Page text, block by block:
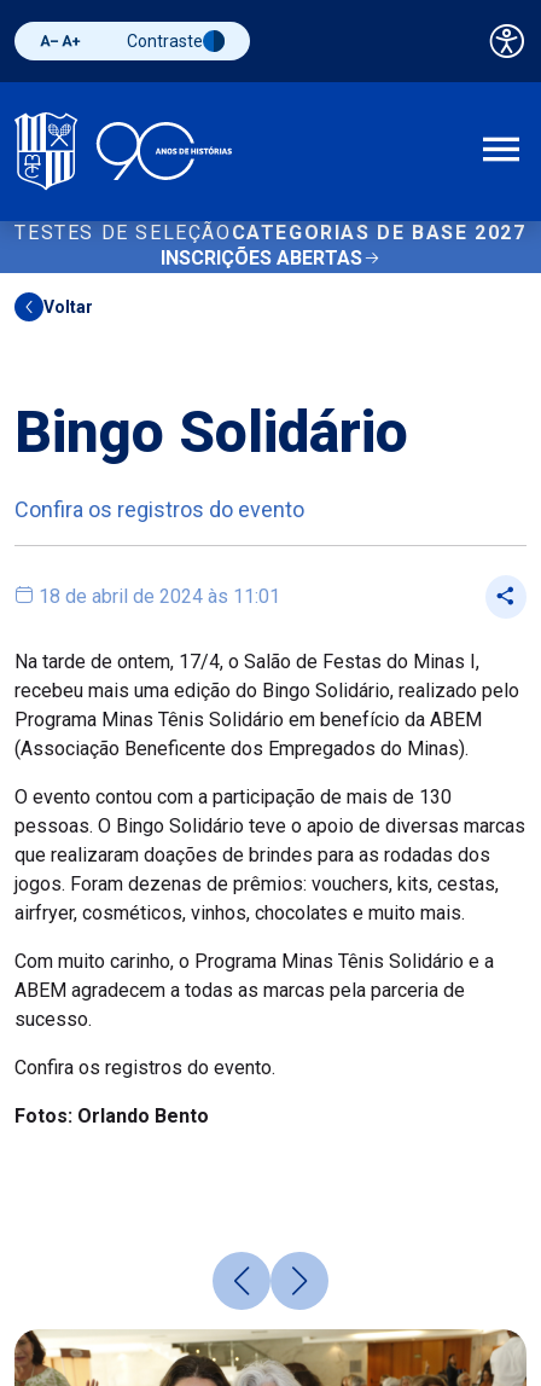
Diminuir fonte
Aumentar fonteAlternar contraste
Contraste
TESTES DE SELEÇÃO CATEGORIAS DE BASE 2027
INSCRIÇÕES ABERTAS
Voltar
Bingo Solidário
Confira os registros do evento
18 de abril de 2024 às 11:01
Na tarde de ontem, 17/4, o Salão de Festas do Minas I,
recebeu mais uma edição do Bingo Solidário, realizado pelo
Programa Minas Tênis Solidário em benefício da ABEM
(Associação Beneficente dos Empregados do Minas).
O evento contou com a participação de mais de 130
pessoas. O Bingo Solidário teve o apoio de diversas marcas
que realizaram doações de brindes para as rodadas dos
jogos. Foram dezenas de prêmios: vouchers, kits, cestas,
airfryer, cosméticos, vinhos, chocolates e muito mais.
Com muito carinho, o Programa Minas Tênis Solidário e a
ABEM agradecem a todas as marcas pela parceria de
sucesso.
Confira os registros do evento.
Fotos: Orlando Bento